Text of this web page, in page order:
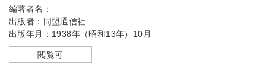
編著者名：
出版者： 同盟通信社
出版年月： 1938年（昭和13年）10月
閲覧可